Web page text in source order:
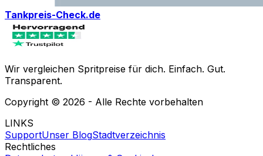
Tankpreis-Check.de
Wir vergleichen Spritpreise für dich. Einfach. Gut.
Transparent.
Copyright © 2026 - Alle Rechte vorbehalten
LINKS
SupportUnser BlogStadtverzeichnis
Rechtliches